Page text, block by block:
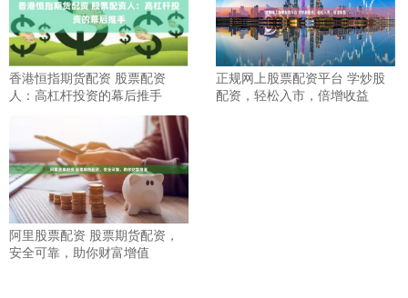
香港恒指期货配资 股票配资
人：高杠杆投资的幕后推手
正规网上股票配资平台 学炒股
配资，轻松入市，倍增收益
阿里股票配资 股票期货配资，
安全可靠，助你财富增值